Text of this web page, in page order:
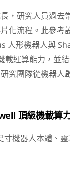
，研究人員過去
化流程。此參考
人形機器人與
運算能力，並
究團隊從機器人
頂級機載算
機器人本體、